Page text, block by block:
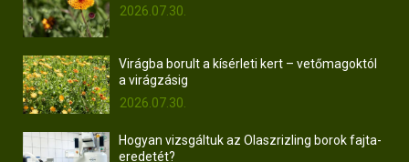
2026.07.30.
Virágba borult a kísérleti kert – vetőmagoktól
a virágzásig
2026.07.30.
Hogyan vizsgáltuk az Olaszrizling borok fajta-
eredetét?